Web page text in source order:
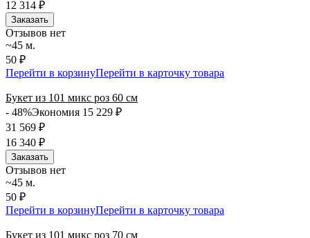
12 314 ₽
Заказать
Отзывов нет
~45 м.
50 ₽
Перейти в корзинуПерейти в карточку товара
Букет из 101 микс роз 60 см
- 48%Экономия 15 229 ₽
31 569 ₽
16 340 ₽
Заказать
Отзывов нет
~45 м.
50 ₽
Перейти в корзинуПерейти в карточку товара
Букет из 101 микс роз 70 см